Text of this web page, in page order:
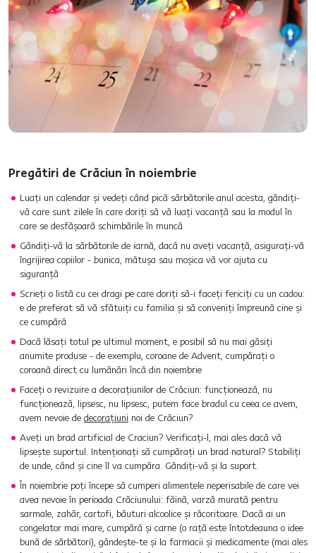
Pregătiri de Crăciun în noiembrie
Luați un calendar și vedeți când pică sărbătorile anul acesta, gândiți-
vă care sunt zilele în care doriți să vă luați vacanță sau la modul în
care se desfășoară schimbările în muncă
Gândiți-vă la sărbătorile de iarnă, dacă nu aveți vacanță, asigurați-vă
îngrijirea copiilor - bunica, mătușa sau moșica vă vor ajuta cu
siguranță
Scrieți o listă cu cei dragi pe care doriți să-i faceți fericiți cu un cadou:
e de preferat să vă sfătuiți cu familia și să conveniți împreună cine și
ce cumpără
Dacă lăsați totul pe ultimul moment, e posibil să nu mai găsiți
anumite produse - de exemplu, coroane de Advent, cumpărați o
coroană direct cu lumânări încă din noiembrie
Faceți o revizuire a decorațiunilor de Crăciun: funcționează, nu
funcționează, lipsesc, nu lipsesc, putem face bradul cu ceea ce avem,
avem nevoie de decorațiuni noi de Crăciun?
Aveți un brad artificial de Craciun? Verificați-l, mai ales dacă vă
lipsește suportul. Intenționați să cumpărați un brad natural? Stabiliți
de unde, când și cine îl va cumpăra. Gândiți-vă și la suport.
În noiembrie poți începe să cumperi alimentele neperisabile de care vei
avea nevoie în perioada Crăciunului: făină, varză murată pentru
sarmale, zahăr, cartofi, băuturi alcoolice și răcoritoare. Dacă ai un
congelator mai mare, cumpără și carne (o rață este întotdeauna o idee
bună de sărbători), gândește-te și la farmacii și medicamente (mai ales